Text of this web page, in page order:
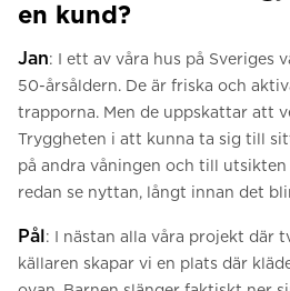
en kund?
Jan: I ett av våra hus på Sveriges
50-årsåldern. De är friska och
trapporna. Men de uppskattar att
Tryggheten i att kunna ta sig till
på andra våningen och till utsikten
redan se nyttan, långt innan det
Pål: I nästan alla våra projekt där
källaren skapar vi en plats där